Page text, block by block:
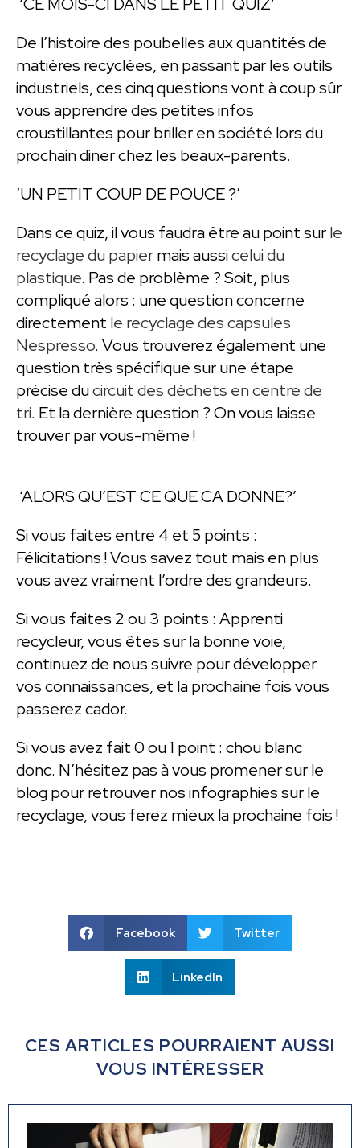
‘CE MOIS-CI DANS LE PETIT QUIZ’
De l’histoire des poubelles aux quantités de
matières recyclées, en passant par les outils
industriels, ces cinq questions vont à coup sûr
vous apprendre des petites infos
croustillantes pour briller en société lors du
prochain diner chez les beaux-parents.
‘UN PETIT COUP DE POUCE ?’
Dans ce quiz, il vous faudra être au point surle
recyclage du papiermais aussicelui du
plastique. Pas de problème ? Soit, plus
compliqué alors : une question concerne
directement le recyclage des capsules
Nespresso. Vous trouverez également une
question très spécifique sur une étape
précise ducircuit des déchets en centre de
tri. Et la dernière question ? On vous laisse
trouver par vous-même !
‘ALORS QU’EST CE QUE CA DONNE?’
Si vous faites entre 4 et 5 points :
Félicitations ! Vous savez tout mais en plus
vous avez vraiment l’ordre des grandeurs.
Si vous faites 2 ou 3 points : Apprenti
recycleur, vous êtes sur la bonne voie,
continuez de nous suivre pour développer
vos connaissances, et la prochaine fois vous
passerez cador.
Si vous avez fait 0 ou 1 point : chou blanc
donc. N’hésitez pas à vous promener sur le
blog pour retrouver nos infographies sur le
recyclage, vous ferez mieux la prochaine fois !
Facebook Twitter
LinkedIn
CES ARTICLES POURRAIENT AUSSI
VOUS INTÉRESSER